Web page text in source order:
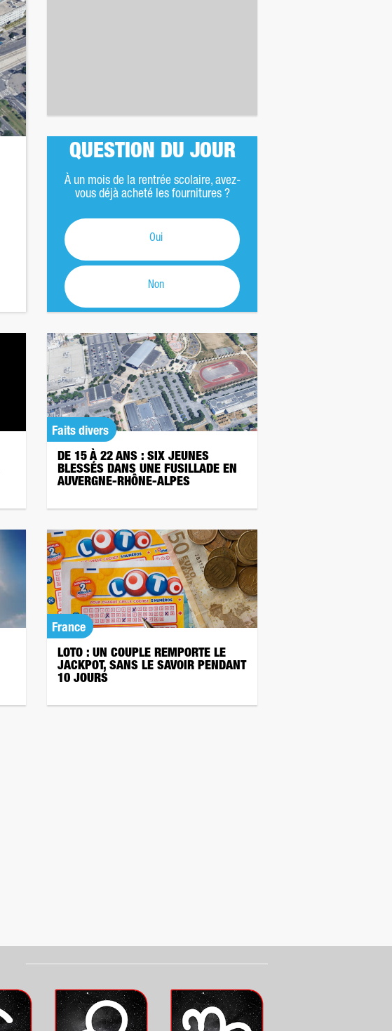
QUESTION DU JOUR
À un mois de la rentrée scolaire, avez-
vous déjà acheté les fournitures ?
Oui
Non
Faits divers
DE 15 À 22 ANS : SIX JEUNES
BLESSÉS DANS UNE FUSILLADE EN
AUVERGNE-RHÔNE-ALPES
France
LOTO : UN COUPLE REMPORTE LE
JACKPOT, SANS LE SAVOIR PENDANT
10 JOURS